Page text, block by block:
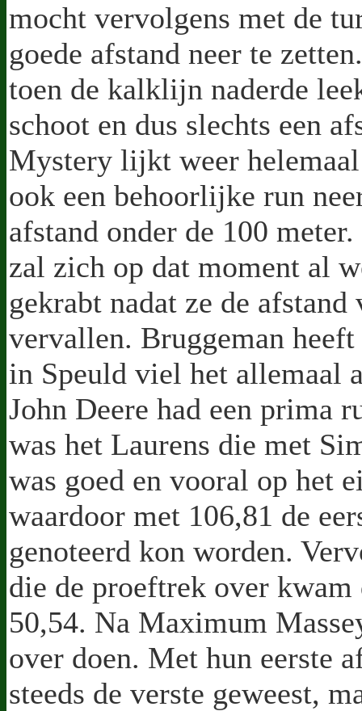
mocht vervolgens met de
goede afstand neer te
toen de kalklijn naderde
schoot en dus slechts een
Mystery lijkt weer
ook een behoorlijke run
afstand onder de 100
zal zich op dat moment al
gekrabt nadat ze de
vervallen. Bruggeman
in Speuld viel het allemaal
John Deere had een prima
was het Laurens die met
was goed en vooral op het
waardoor met 106,81 de
genoteerd kon worden.
die de proeftrek over
50,54. Na Maximum
over doen. Met hun eerste
steeds de verste geweest,